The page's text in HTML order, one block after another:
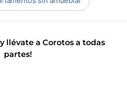
llévate a Corotos a todas
partes!